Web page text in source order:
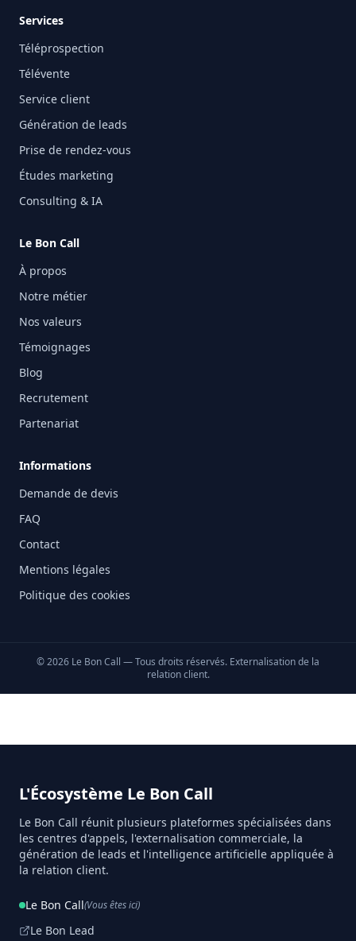
Services
Téléprospection
Télévente
Service client
Génération de leads
Prise de rendez-vous
Études marketing
Consulting & IA
Le Bon Call
À propos
Notre métier
Nos valeurs
Témoignages
Blog
Recrutement
Partenariat
Informations
Demande de devis
FAQ
Contact
Mentions légales
Politique des cookies
©2026 Le Bon Call — Tous droits réservés. Externalisation de la
relation client.
L'Écosystème Le Bon Call
Le Bon Call réunit plusieurs plateformes spécialisées dans
les centres d'appels, l'externalisation commerciale, la
génération de leads et l'intelligence artificielle appliquée à
la relation client.
Le Bon Call(Vous êtes ici)
Le Bon Lead